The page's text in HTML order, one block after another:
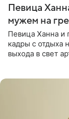
Певица
мужем на
Певица Ханна и
кадры с отдыха
выхода в свет